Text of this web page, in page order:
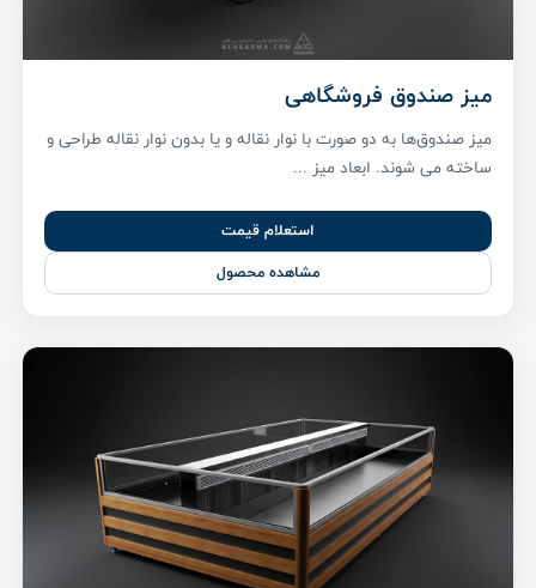
میز صندوق فروشگاهی
میز صندوق‌ها به دو صورت با نوار نقاله و یا بدون نوار نقاله طراحی و
ساخته می شوند. ابعاد میز ...
استعلام قیمت
مشاهده محصول